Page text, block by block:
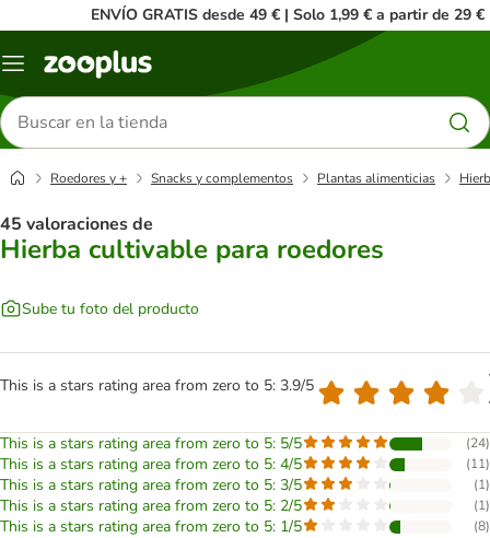
ENVÍO GRATIS desde 49 € | Solo 1,99 € a partir de 29 €
Menú
Buscar
productos
Roedores y + Snacks y complementos Plantas alimenticias
45 valoraciones de
Hierba cultivable para roedores
Sube tu foto del producto
This is a stars rating area from zero to 5: 3.9/5
This is a stars rating area from zero to 5: 5/5 (24)
This is a stars rating area from zero to 5: 4/5 (11)
This is a stars rating area from zero to 5: 3/5 (1)
This is a stars rating area from zero to 5: 2/5 (1)
This is a stars rating area from zero to 5: 1/5 (8)